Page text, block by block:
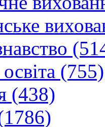
(755)
(438)